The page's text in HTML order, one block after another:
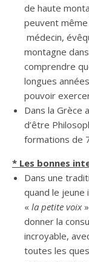
de haute
peuvent
médecin,
montagne
comprendre
longues
pouvoir
Dans la Grèce
d’être
formations de
* Les bonnes
Dans une
quand le jeune
« la petite voix»
donner la
incroyable,
toutes les